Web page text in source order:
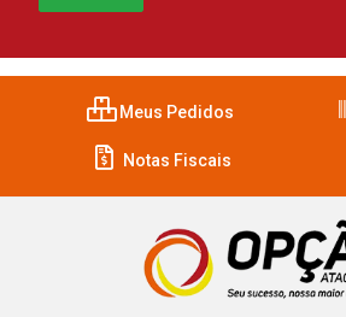
Meus Pedidos
Notas Fiscais